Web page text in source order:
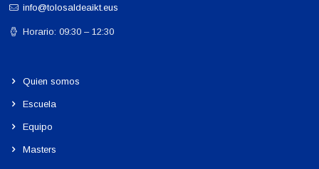
info@tolosaldeaikt.eus
Horario: 09:30 – 12:30
Quien somos
Escuela
Equipo
Masters